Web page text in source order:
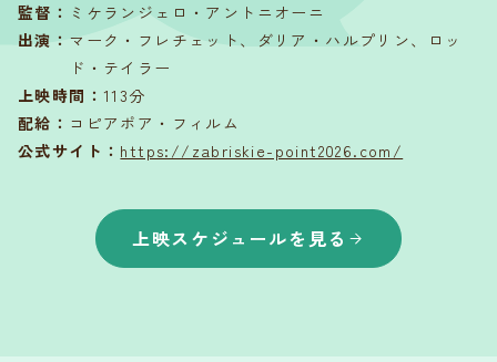
監督 ： ミケランジェロ・アントニオーニ
出演 ： マーク・フレチェット、ダリア・ハルプリン、ロッ
ド・テイラー
上映時間 ：113分
配給 ： コピアポア・フィルム
公式サイト： https://zabriskie-point2026.com/
上映スケジュールを見る